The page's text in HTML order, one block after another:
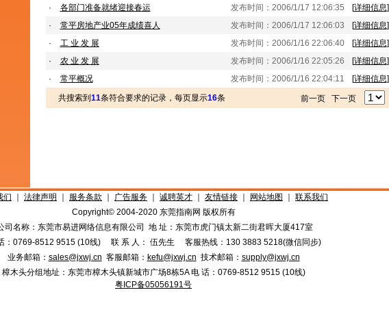
·
各部门准备就绪迎接春运 发布时间：2006/1/17 12:06:35 [详细信息]
·
常平房地产业05年成绩喜人 发布时间：2006/1/17 12:06:03 [详细信息]
·
工 业 发 展 发布时间：2006/1/16 22:06:40 [详细信息]
·
农 业 发 展 发布时间：2006/1/16 22:05:26 [详细信息]
·
常平概况 发布时间：2006/1/16 22:04:11 [详细信息]
共搜索到 11条符合要求的记录，每页显示16条 前一页 下一页
们 法律声明 服务条款 广告服务 诚聘英才 友情链接 网站地图
联系我们
Copyright© 2004-2020 东莞指南网 版权所有
司名称：东莞市易进网络信息有限公司 地 址：东莞市虎门镇太新二街君晖大厦417室
：0769-8512 9515 (10线) 联 系 人： 伍先生 客服热线：130 3883 5218(微信同步)
业务邮箱： sales@jxwj.cn 客服邮箱： kefu@jxwj.cn 技术邮箱： supply@jxwj.cn
樟木头分组地址：东莞市樟木头镇新城市广场8栋5A 电 话：0769-8512 9515 (10线)
粤ICP备05056191号